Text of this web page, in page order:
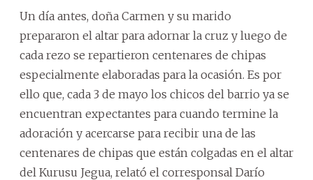
Un día antes, doña Carmen y su marido
prepararon el altar para adornar la cruz y luego de
cada rezo se repartieron centenares de chipas
especialmente elaboradas para la ocasión. Es por
ello que, cada 3 de mayo los chicos del barrio ya se
encuentran expectantes para cuando termine la
adoración y acercarse para recibir una de las
centenares de chipas que están colgadas en el altar
del Kurusu Jegua, relató el corresponsal Darío